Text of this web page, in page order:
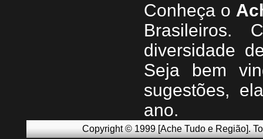
Conheça o A
Brasileiros.
diversidade
Seja bem
sugestões,
ano.
Copyright © 1999 [Ache Tudo e Região].